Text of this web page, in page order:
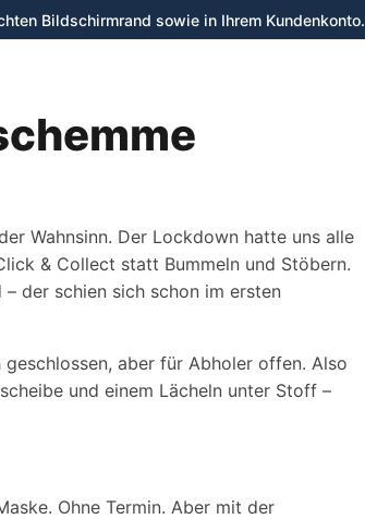
Bildschirmrand sowie in Ihrem Kundenkonto.
Wahnsinn. Der Lockdown hatte uns alle
& Collect statt Bummeln und Stöbern.
der schien sich schon im ersten
aber für Abholer offen. Also
und einem Lächeln unter Stoff –
Ohne Termin. Aber mit der